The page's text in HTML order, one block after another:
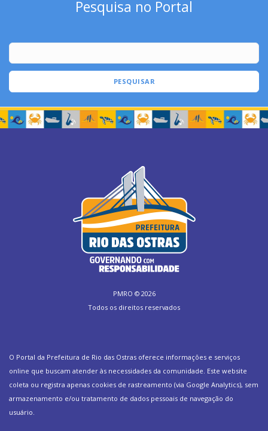
Pesquisa no Portal
PESQUISAR
PMRO © 2026
Todos os direitos reservados
O Portal da Prefeitura de Rio das Ostras oferece informações e serviços
online que buscam atender às necessidades da comunidade. Este website
coleta ou registra apenas cookies de rastreamento (via Google Analytics), sem
armazenamento e/ou tratamento de dados pessoais de navegação do
usuário.